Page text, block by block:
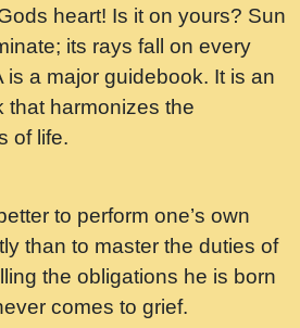
shastri ji maharaj.mp3
जाप - गीता प्रेरणा -Swami
वल कगन Special Shyam
लडडल शर रध.... Shri
ji maharaj.mp3
ध्यान लगा - भजन भाव - 2018 -
Gyananand Ji
heart! Is it on yours? Sun
its rays fall on every
is a major guidebook. It is an
that harmonizes the
of life.
to perform one’s own
than to master the duties of
the obligations he is born
comes to grief.